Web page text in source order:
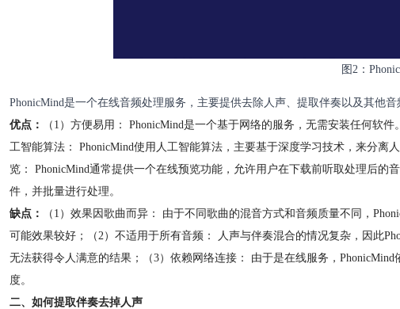
图2：
PhonicMind是一个在线音频处理服务，主要提供去除人声、提取伴奏以及其他
优点：
（1）方便易用： PhonicMind是一个基于网络的服务，无需安装任何软
工智能算法： PhonicMind使用人工智能算法，主要基于深度学习技术，来分
览： PhonicMind通常提供一个在线预览功能，允许用户在下载前听取处理后
件，并批量进行处理。
缺点：
（1）效果因歌曲而异： 由于不同歌曲的混音方式和音频质量不同，
可能效果较好；（2）不适用于所有音频： 人声与伴奏混合的情况复杂，因此
无法获得令人满意的结果；（3）依赖网络连接： 由于是在线服务，
度。
二、如何提取伴奏去掉人声